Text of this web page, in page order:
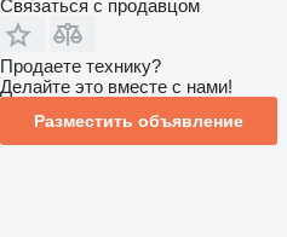
Связаться с продавцом
Продаете технику?
Делайте это вместе с нами!
Разместить объявление